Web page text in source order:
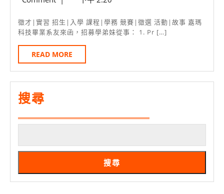
114
學
申
學
招
系
友
來
函
招
募
案
管
師
月
19
徵才|實習 招生|入學 課程|學務 競賽|徵選 活動|故事 嘉瑪
科技畢業系友來函，招募學弟妹從事： 1. Pr […]
READ MORE
MORE
搜尋
搜尋